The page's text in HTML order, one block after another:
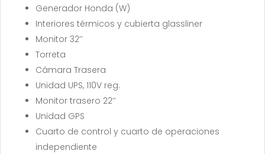
Generador Honda (W)
Interiores térmicos y cubierta glassliner
Monitor 32’’
Torreta
Cámara Trasera
Unidad UPS, 110V reg.
Monitor trasero 22’’
Unidad GPS
Cuarto de control y cuarto de operaciones
independiente